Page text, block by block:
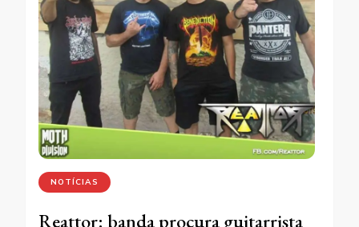
NOTÍCIAS
Reattor: banda procura guitarrista